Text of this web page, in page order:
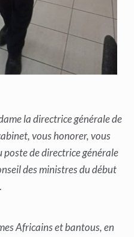
la directrice générale de
vous honorer, vous
de directrice générale
des ministres du début
.
Africains et bantous, en